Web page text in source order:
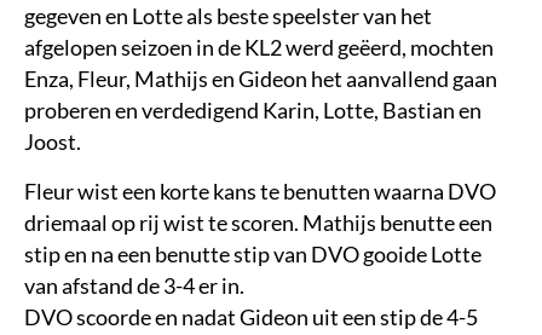
gegeven en Lotte als beste speelster van het
afgelopen seizoen in de KL2 werd geëerd, mochten
Enza, Fleur, Mathijs en Gideon het aanvallend gaan
proberen en verdedigend Karin, Lotte, Bastian en
Joost.
Fleur wist een korte kans te benutten waarna DVO
driemaal op rij wist te scoren. Mathijs benutte een
stip en na een benutte stip van DVO gooide Lotte
van afstand de 3-4 er in.
DVO scoorde en nadat Gideon uit een stip de 4-5